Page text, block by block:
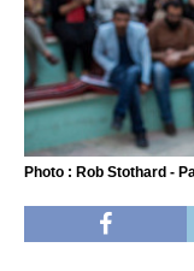
Photo : Rob Stothard -